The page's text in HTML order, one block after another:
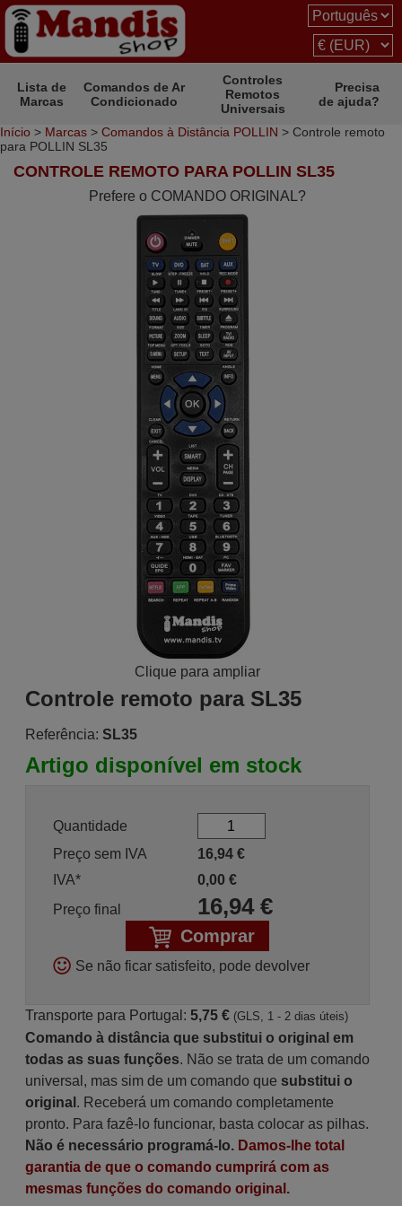
Lista de
Marcas
Comandos de Ar
Condicionado
Controles
Remotos
Universais
Precisa
de ajuda?
Início > Marcas > Comandos à Distância POLLIN > Controle remoto
para POLLIN SL35
CONTROLE REMOTO PARA POLLIN SL35
Prefere o COMANDO ORIGINAL?
Clique para ampliar
Controle remoto para SL35
Referência: SL35
Artigo disponível em stock
Quantidade
Preço sem IVA
16,94€
IVA*
0,00 €
Preço final
16,94€
Comprar
Se não ficar satisfeito, pode devolver
Transporte para Portugal: 5,75 € (GLS, 1 - 2 dias úteis)
Comando à distância que substitui o original em
todas as suas funções. Não se trata de um comando
universal, mas sim de um comando que substitui o
original . Receberá um comando completamente
pronto. Para fazê-lo funcionar, basta colocar as pilhas.
Não é necessário programá-lo. Damos-lhe total
garantia de que o comando cumprirá com as
mesmas funções do comando original.